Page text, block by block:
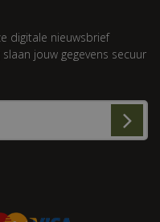
digitale nieuwsbrief
jouw gegevens secuur